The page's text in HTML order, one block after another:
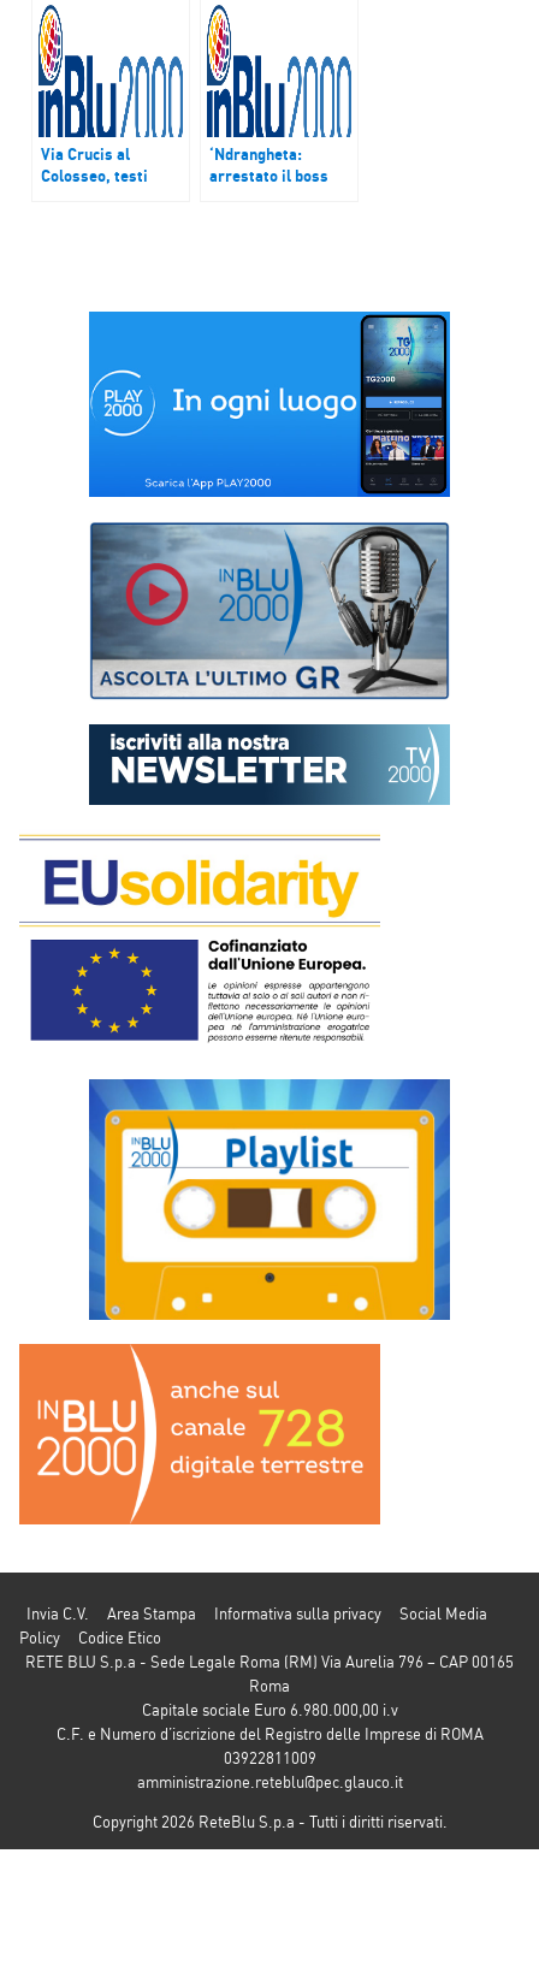
sicurezza e
contrasto al
terrorismo
Via Crucis al
Colosseo, testi
‘Ndrangheta:
arrestato il boss
Invia C.V. Area Stampa Informativa sulla privacy
Social Media
Policy
Codice Etico
RETE BLU S.p.a - Sede Legale Roma (RM) Via Aurelia 796 – CAP 00165
Roma
Capitale sociale Euro 6.980.000,00 i.v
C.F. e Numero d’iscrizione del Registro delle Imprese di ROMA
03922811009
amministrazione.reteblu@pec.glauco.it
Copyright 2026 ReteBlu S.p.a - Tutti i diritti riservati.